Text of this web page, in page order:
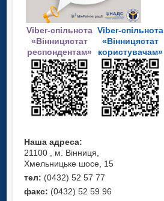
Viber-спільнота
«Вінницястат
респондентам»
Viber-спільнота
«Вінницястат
користувачам»
Наша адреса:
21100 , м. Вінниця,
Хмельницьке шосе, 15
тел: (0432) 52 57 77
факс: (0432) 52 59 96